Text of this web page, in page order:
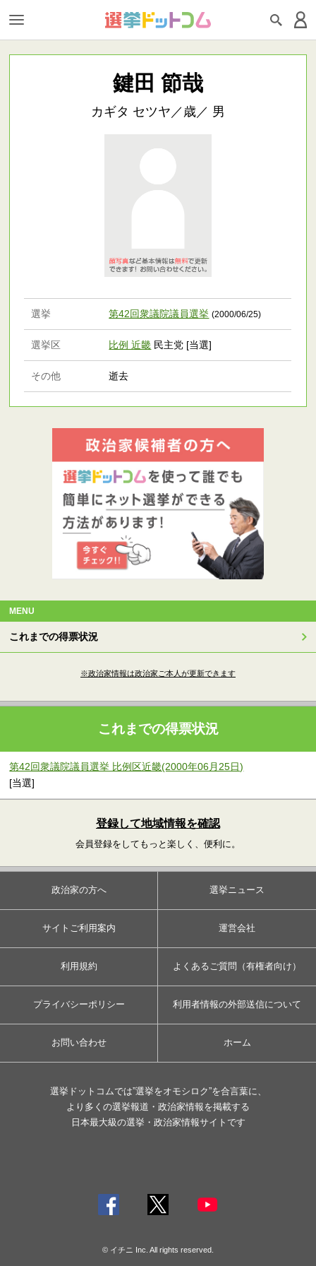
鍵田 節哉
カギタ セツヤ／歳／ 男
選挙 第42回衆議院議員選挙 (2000/06/25)
選挙区 比例 近畿 民主党 [当選]
その他 逝去
MENU
これまでの得票状況
※政治家情報は政治家ご本人が更新できます
これまでの得票状況
第42回衆議院議員選挙 比例区近畿(2000年06月25日)
[当選]
登録して地域情報を確認
会員登録をしてもっと楽しく、便利に。
政治家の方へ 選挙ニュース
サイトご利用案内 運営会社
利用規約 よくあるご質問（有権者向け）
プライバシーポリシー 利用者情報の外部送信について
お問い合わせ ホーム
選挙ドットコムでは”選挙をオモシロク”を合言葉に、
より多くの選挙報道・政治家情報を掲載する
日本最大級の選挙・政治家情報サイトです
© イチニ Inc. All rights reserved.